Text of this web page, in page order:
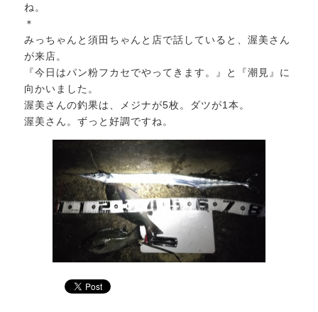
ね。
＊
みっちゃんと須田ちゃんと店で話していると、渥美さん
が来店。
『今日はパン粉フカセでやってきます。』と『潮見』に
向かいました。
渥美さんの釣果は、メジナが5枚。ダツが1本。
渥美さん。ずっと好調ですね。